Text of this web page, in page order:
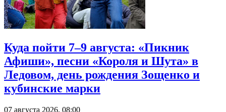
Куда пойти 7–9 августа: «Пикник
Афиши», песни «Короля и Шута» в
Ледовом, день рождения Зощенко и
кубинские марки
07 августа 2026, 08:00